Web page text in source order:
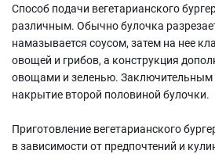
Способ подачи вегетарианского
различным. Обычно булочка
намазывается соусом, затем на нее
овощей и грибов, а конструкция
овощами и зеленью. Заключительным
накрытие второй половиной булочки.
Приготовление вегетарианского
в зависимости от предпочтений и